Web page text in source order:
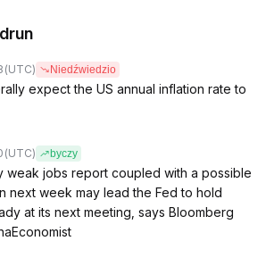
(UTC) Niedźwiedzio
expect the US annual inflation rate to
(UTC) byczy
weak jobs report coupled with a possible
next week may lead the Fed to hold
at its next meeting, says Bloomberg